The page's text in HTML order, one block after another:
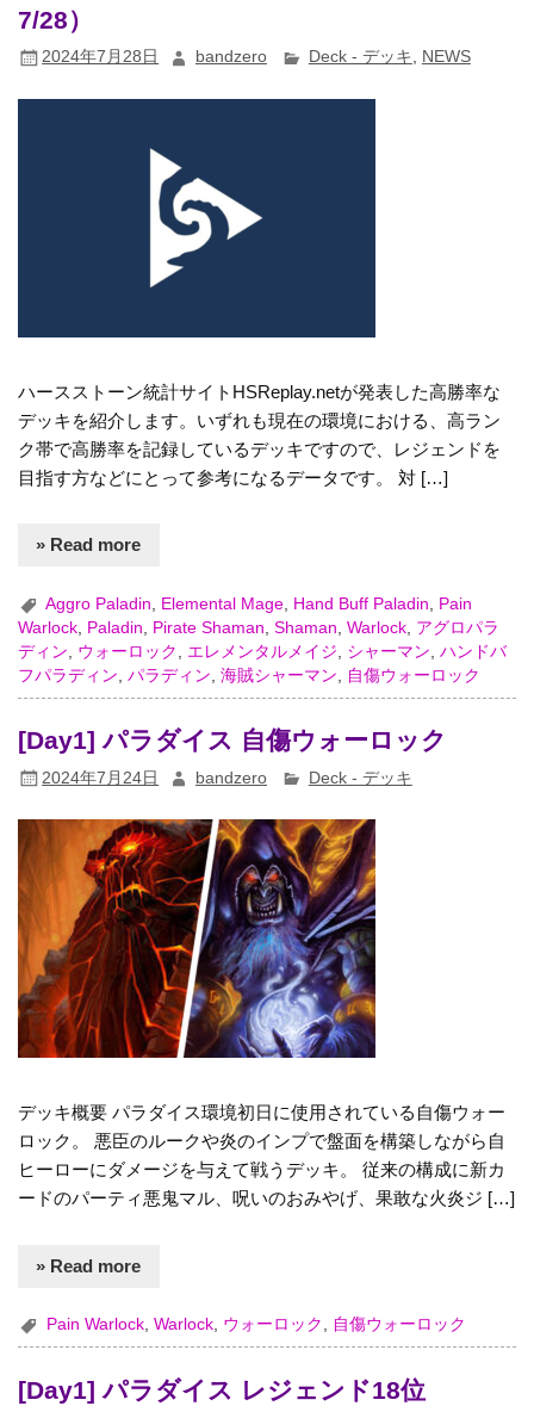
7/28）
2024年7月28日 bandzero Deck - デッキ , NEWS
ハースストーン統計サイトHSReplay.netが発表した高勝率な
デッキを紹介します。いずれも現在の環境における、高ラン
ク帯で高勝率を記録しているデッキですので、レジェンドを
目指す方などにとって参考になるデータです。 対 […]
» Read more
Aggro Paladin Elemental Mage Hand Buff Paladin
Pain
Warlock, Paladin, Pirate Shaman,Shaman,Warlock, アグロパラ
ディン, ウォーロック , エレメンタルメイジ, シャーマン,ハンドバ
フパラディン,パラディン,海賊シャーマン, 自傷ウォーロック
[Day1] パラダイス 自傷ウォーロック
2024年7月24日 bandzero Deck - デッキ
デッキ概要 パラダイス環境初日に使用されている自傷ウォー
ロック。 悪臣のルークや炎のインプで盤面を構築しながら自
ヒーローにダメージを与えて戦うデッキ。 従来の構成に新カ
ードのパーティ悪鬼マル、呪いのおみやげ、果敢な火炎ジ […]
» Read more
Pain Warlock ,Warlock ウォーロック 自傷ウォーロック
[Day1] パラダイス レジェンド18位